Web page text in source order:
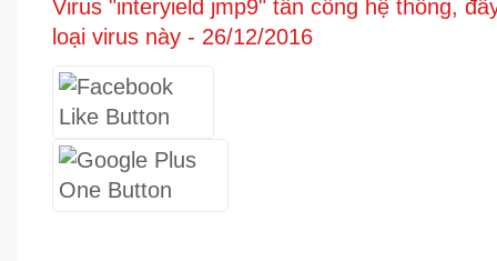
Virus "interyield jmp9" tấn công hệ thống,
loại virus này - 26/12/2016